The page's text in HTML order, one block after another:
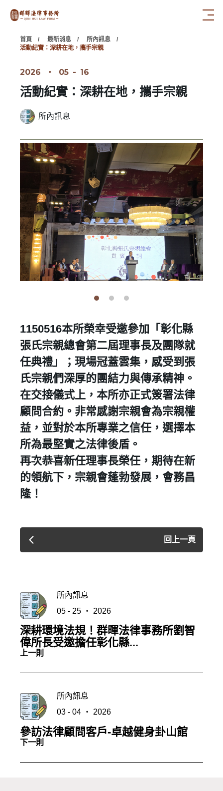
首頁 最新消息
所內訊息
活動紀實：深耕在地，攜手宗親
2026 ‧ 05 - 16
活動紀實：深耕在地，攜手宗親
所內訊息
1150516本所榮幸受邀參加「彰化縣
張氏宗親總會第二屆理事長及團隊就
任典禮」；現場冠蓋雲集，感受到張
氏宗親們深厚的團結力與傳承精神。
在交接儀式上，本所亦正式簽署法律
顧問合約。非常感謝宗親會為宗親權
益，並對於本所專業之信任，選擇本
所為最堅實之法律後盾。
再次恭喜新任理事長榮任，期待在新
的領航下，宗親會蓬勃發展，會務昌
隆！
回上一頁
所內訊息
05 - 25 ‧ 2026
深耕環境法規！群暉法律事務所劉智
偉所長受邀擔任彰化縣...
上一則
所內訊息
03 - 04 ‧ 2026
參訪法律顧問客戶-卓越健身卦山館
下一則